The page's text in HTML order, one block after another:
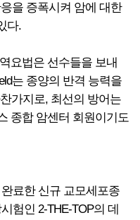
을 증폭시켜 암에 대한
다.
요법은 선수들을 보내
는 종양의 반격 능력을
가지로, 최선의 방어는
종합 암센터 회원이기도
료한 신규 교모세포종
험인 2-THE-TOP의 데